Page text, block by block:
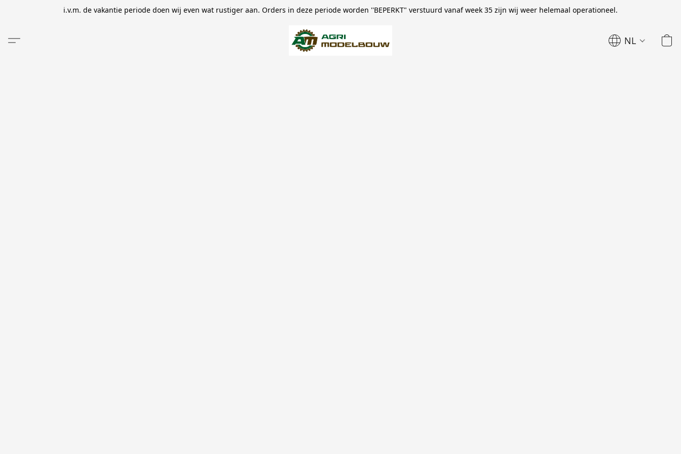
i.v.m. de vakantie periode doen wij even wat rustiger aan. Orders in deze periode worden ''BEPERKT" verstuurd vanaf week 35 zijn wij weer helemaal operationeel.
NL